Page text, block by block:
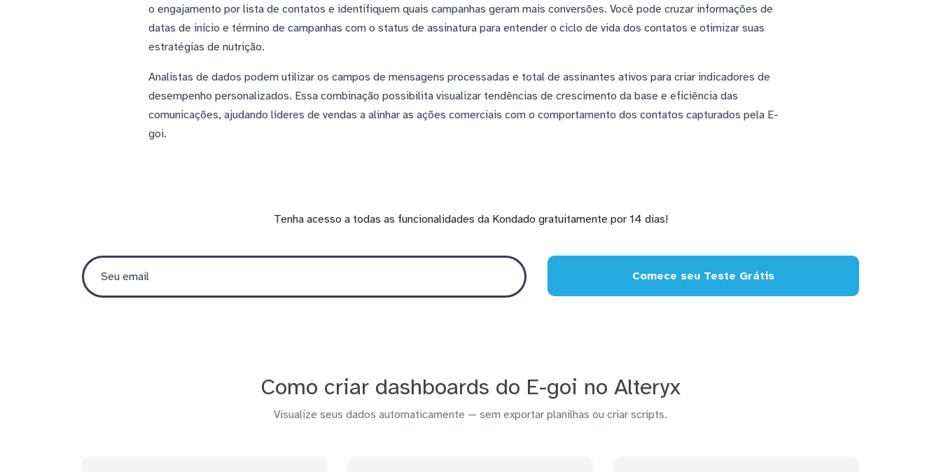
o engajamento por lista de contatos e identifiquem quais campanhas geram mais conversões. Você pode cruzar informações de
datas de início e término de campanhas com o status de assinatura para entender o ciclo de vida dos contatos e otimizar suas
estratégias de nutrição.
Analistas de dados podem utilizar os campos de mensagens processadas e total de assinantes ativos para criar indicadores de
desempenho personalizados. Essa combinação possibilita visualizar tendências de crescimento da base e eficiência das
comunicações, ajudando líderes de vendas a alinhar as ações comerciais com o comportamento dos contatos capturados pela E-
goi.
Tenha acesso a todas as funcionalidades da Kondado gratuitamente por 14 dias!
Comece seu Teste Grátis
Como criar dashboards do E-goi no Alteryx
Visualize seus dados automaticamente — sem exportar planilhas ou criar scripts.